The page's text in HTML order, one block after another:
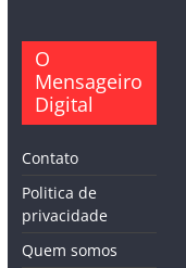
O
Mensageiro
Digital
Contato
Politica de
privacidade
Quem somos